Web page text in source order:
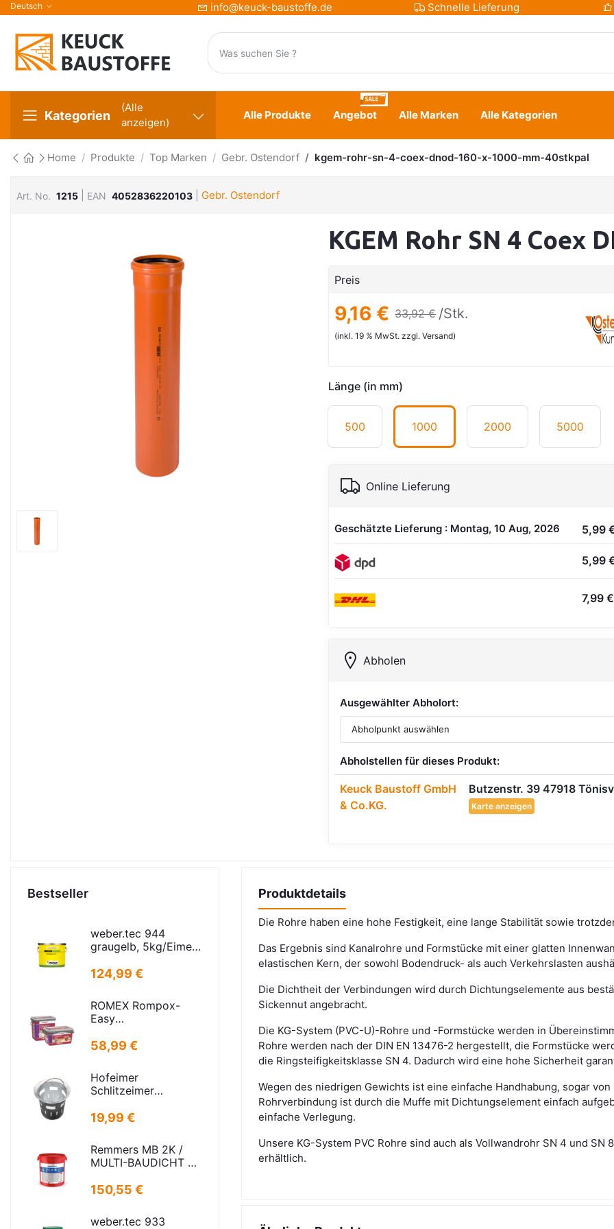
Deutsch info@keuck-baustoffe.de Schnelle Lieferung
Kategorien
(Alle
anzeigen)
Alle Produkte Angebot Alle Marken Alle Kategorien
Home Produkte Top Marken Gebr. Ostendorf kgem-rohr-sn-4-coex-dnod-160-x-1000-mm-40stkpal
Art. No. 1215 EAN 4052836220103 Gebr. Ostendorf
KGEM Rohr SN 4 Coex
Preis
9,16 € 33,92 € /Stk.
(inkl. 19 % MwSt. zzgl. Versand)
Länge (in mm)
500 1000 2000 5000
Online Lieferung
Geschätzte Lieferung : Montag, 10 Aug, 2026 5,99
5,99
7,99 €
Abholen
Ausgewählter Abholort:
Abholstellen für dieses Produkt:
Keuck Baustoff GmbH
& Co.KG.
Butzenstr. 39 47918
Karte anzeigen
Bestseller
weber.tec 944
graugelb, 5kg/Eimer
124,99 €
ROMEX Rompox-
Easy
Sand-basalt 25kg
58,99 €
Hofeimer
Schlitzeimer
kurz
19,99 €
Remmers MB 2K /
MULTI-BAUDICHT 2K
150,55 €
weber.tec 933
Produktdetails
Die Rohre haben eine hohe Festigkeit, eine lange Stabilität sowie
Das Ergebnis sind Kanalrohre und Formstücke mit einer glatten
elastischen Kern, der sowohl Bodendruck- als auch Verkehrslasten
Die Dichtheit der Verbindungen wird durch Dichtungselemente aus
Sickennut angebracht.
Die KG-System (PVC-U)-Rohre und -Formstücke werden in
Rohre werden nach der DIN EN 13476-2 hergestellt, die Formstücke
die Ringsteifigkeitsklasse SN 4. Dadurch wird eine hohe Sicherheit
Wegen des niedrigen Gewichts ist eine einfache Handhabung, sogar
Rohrverbindung ist durch die Muffe mit Dichtungselement einfach
einfache Verlegung.
Unsere KG-System PVC Rohre sind auch als Vollwandrohr SN 4 und SN
erhältlich.